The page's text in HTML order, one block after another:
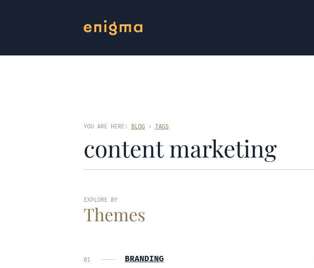
YOU ARE HERE: BLOG › TAGS
content marketing
EXPLORE BY
Themes
BRANDING